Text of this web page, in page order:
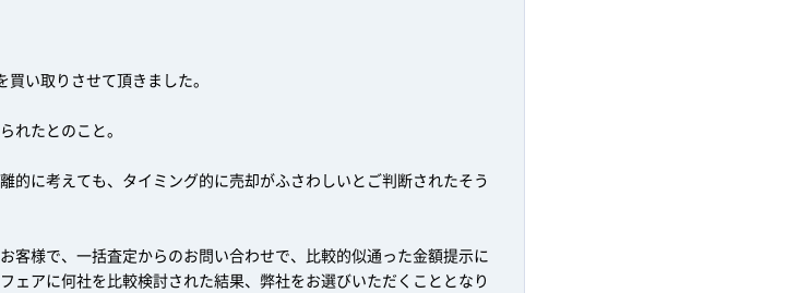
い取りさせて頂きました。
れたとのこと。
的に考えても、タイミング的に売却がふさわしいとご判断されたそう
客様で、一括査定からのお問い合わせで、比較的似通った金額提示に
ェアに何社を比較検討された結果、弊社をお選びいただくこととなり